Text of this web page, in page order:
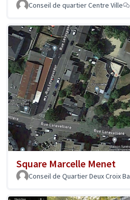
Conseil de quartier Centre Ville
Square Marcelle Menet
Conseil de Quartier Deux Croix